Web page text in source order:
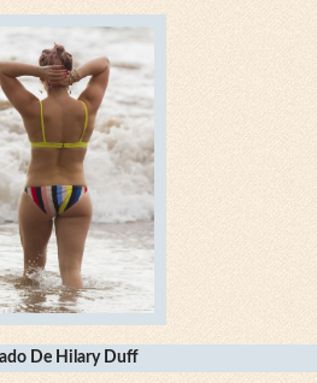
De Hilary Duff